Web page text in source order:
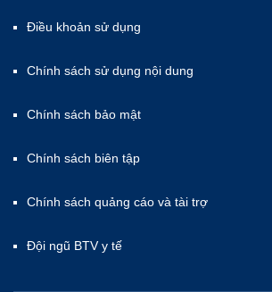
Điều khoản sử dụng
Chính sách sử dụng nội dung
Chính sách bảo mật
Chính sách biên tập
Chính sách quảng cáo và tài trợ
Đội ngũ BTV y tế